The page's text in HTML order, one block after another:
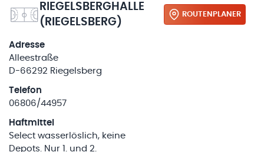
RIEGELSBERGHALLE
(RIEGELSBERG)
ROUTENPLANER
Adresse
Alleestraße
D-66292 Riegelsberg
Telefon
06806/44957
Haftmittel
Select wasserlöslich, keine
Depots. Nur 1. und 2.